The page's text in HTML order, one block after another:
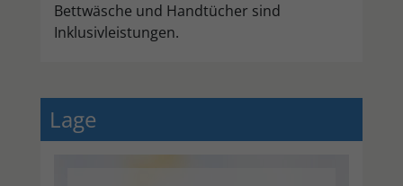
Bettwäsche und Handtücher sind
Inklusivleistungen.
Lage